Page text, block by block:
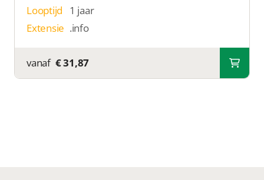
Looptijd
1 jaar
Extensie .info
vanaf € 31,87